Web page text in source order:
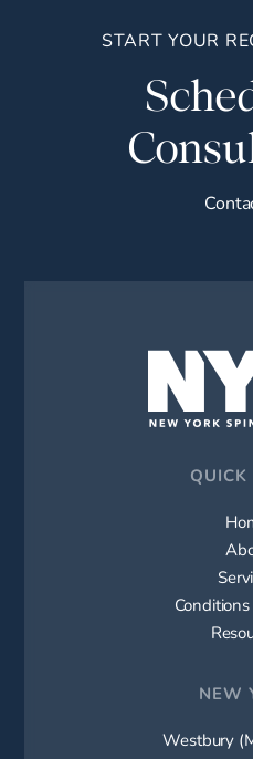
START YOUR
QUICK
NEW
Westbury